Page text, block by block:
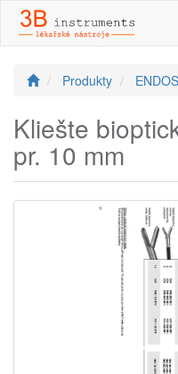
Produkty
Kliešte
pr. 10 mm